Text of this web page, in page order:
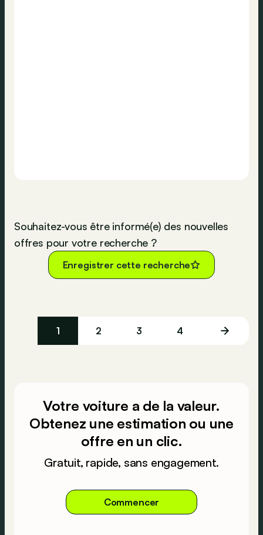
Souhaitez-vous être informé(e) des nouvelles
offres pour votre recherche ?
Enregistrer cette recherche
1 2 3 4
Votre voiture a de la valeur.
Obtenez une estimation ou une
offre en un clic.
Gratuit, rapide, sans engagement.
Commencer